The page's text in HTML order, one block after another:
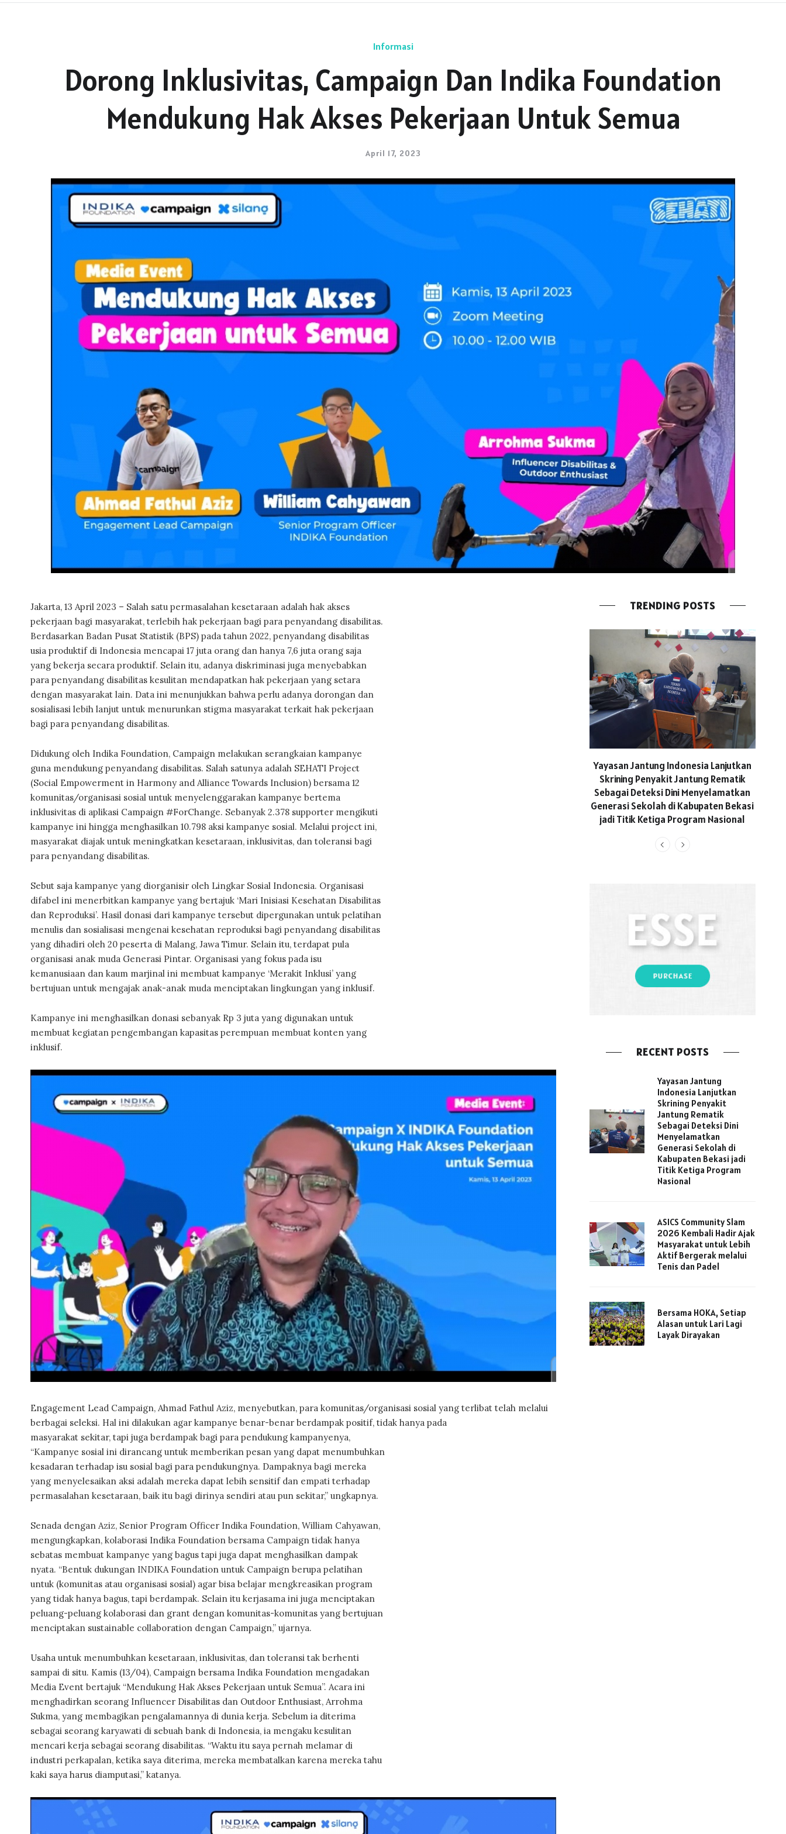
Informasi
Dorong Inklusivitas, Campaign Dan Indika Foundation
Mendukung Hak Akses Pekerjaan Untuk Semua
April 17, 2023
Jakarta, 13 April 2023 – Salah satu permasalahan kesetaraan adalah hak akses
pekerjaan bagi masyarakat, terlebih hak pekerjaan bagi para penyandang disabilitas.
Berdasarkan Badan Pusat Statistik (BPS) pada tahun 2022, penyandang disabilitas
usia produktif di Indonesia mencapai 17 juta orang dan hanya 7,6 juta orang saja
yang bekerja secara produktif. Selain itu, adanya diskriminasi juga menyebabkan
para penyandang disabilitas kesulitan mendapatkan hak pekerjaan yang setara
dengan masyarakat lain. Data ini menunjukkan bahwa perlu adanya dorongan dan
sosialisasi lebih lanjut untuk menurunkan stigma masyarakat terkait hak pekerjaan
bagi para penyandang disabilitas.
Didukung oleh Indika Foundation, Campaign melakukan serangkaian kampanye
guna mendukung penyandang disabilitas. Salah satunya adalah SEHATI Project
(Social Empowerment in Harmony and Alliance Towards Inclusion) bersama 12
komunitas/organisasi sosial untuk menyelenggarakan kampanye bertema
inklusivitas di aplikasi Campaign #ForChange. Sebanyak 2.378 supporter mengikuti
kampanye ini hingga menghasilkan 10.798 aksi kampanye sosial. Melalui project ini,
masyarakat diajak untuk meningkatkan kesetaraan, inklusivitas, dan toleransi bagi
para penyandang disabilitas.
Sebut saja kampanye yang diorganisir oleh Lingkar Sosial Indonesia. Organisasi
difabel ini menerbitkan kampanye yang bertajuk ‘Mari Inisiasi Kesehatan Disabilitas
dan Reproduksi’. Hasil donasi dari kampanye tersebut dipergunakan untuk pelatihan
menulis dan sosialisasi mengenai kesehatan reproduksi bagi penyandang disabilitas
yang dihadiri oleh 20 peserta di Malang, Jawa Timur. Selain itu, terdapat pula
organisasi anak muda Generasi Pintar. Organisasi yang fokus pada isu
kemanusiaan dan kaum marjinal ini membuat kampanye ‘Merakit Inklusi’ yang
bertujuan untuk mengajak anak-anak muda menciptakan lingkungan yang inklusif.
Kampanye ini menghasilkan donasi sebanyak Rp 3 juta yang digunakan untuk
membuat kegiatan pengembangan kapasitas perempuan membuat konten yang
inklusif.
Engagement Lead Campaign, Ahmad Fathul Aziz, menyebutkan, para komunitas/organisasi sosial yang terlibat telah melalui
berbagai seleksi. Hal ini dilakukan agar kampanye benar-benar berdampak positif, tidak hanya pada
masyarakat sekitar, tapi juga berdampak bagi para pendukung kampanyenya,
“Kampanye sosial ini dirancang untuk memberikan pesan yang dapat menumbuhkan
kesadaran terhadap isu sosial bagi para pendukungnya. Dampaknya bagi mereka
yang menyelesaikan aksi adalah mereka dapat lebih sensitif dan empati terhadap
permasalahan kesetaraan, baik itu bagi dirinya sendiri atau pun sekitar,” ungkapnya.
Senada dengan Aziz, Senior Program Officer Indika Foundation, William Cahyawan,
mengungkapkan, kolaborasi Indika Foundation bersama Campaign tidak hanya
sebatas membuat kampanye yang bagus tapi juga dapat menghasilkan dampak
nyata. “Bentuk dukungan INDIKA Foundation untuk Campaign berupa pelatihan
untuk (komunitas atau organisasi sosial) agar bisa belajar mengkreasikan program
yang tidak hanya bagus, tapi berdampak. Selain itu kerjasama ini juga menciptakan
peluang-peluang kolaborasi dan grant dengan komunitas-komunitas yang bertujuan
menciptakan sustainable collaboration dengan Campaign,” ujarnya.
Usaha untuk menumbuhkan kesetaraan, inklusivitas, dan toleransi tak berhenti
sampai di situ. Kamis (13/04), Campaign bersama Indika Foundation mengadakan
Media Event bertajuk “Mendukung Hak Akses Pekerjaan untuk Semua”. Acara ini
menghadirkan seorang Influencer Disabilitas dan Outdoor Enthusiast, Arrohma
Sukma, yang membagikan pengalamannya di dunia kerja. Sebelum ia diterima
sebagai seorang karyawati di sebuah bank di Indonesia, ia mengaku kesulitan
mencari kerja sebagai seorang disabilitas. “Waktu itu saya pernah melamar di
industri perkapalan, ketika saya diterima, mereka membatalkan karena mereka tahu
kaki saya harus diamputasi,” katanya.
TRENDING POSTS
Yayasan Jantung Indonesia Lanjutkan
Skrining Penyakit Jantung Rematik
Sebagai Deteksi Dini Menyelamatkan
Generasi Sekolah di Kabupaten Bekasi
jadi Titik Ketiga Program Nasional
RECENT POSTS
Yayasan Jantung
Indonesia Lanjutkan
Skrining Penyakit
Jantung Rematik
Sebagai Deteksi Dini
Menyelamatkan
Generasi Sekolah di
Kabupaten Bekasi jadi
Titik Ketiga Program
Nasional
ASICS Community Slam
2026 Kembali Hadir Ajak
Masyarakat untuk Lebih
Aktif Bergerak melalui
Tenis dan Padel
Bersama HOKA, Setiap
Alasan untuk Lari Lagi
Layak Dirayakan